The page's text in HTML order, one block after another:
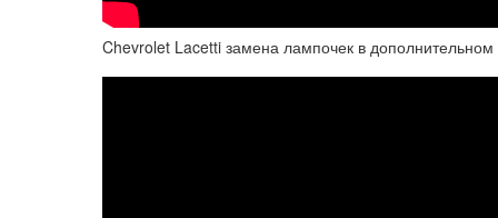
Chevrolet Lacetti замена лампочек в дополнительном